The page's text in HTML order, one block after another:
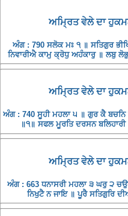
ਅਮ੍ਰਿਤ ਵੇਲੇ ਦਾ
ਅੰਗ : 790 ਸਲੋਕ ਮਃ ੧ ॥ ਸਤਿਗੁਰ
ਨਿਵਾਰੀਐ ਕਾਮੁ ਕ੍ਰੋਧੁ ਅਹੰਕਾਰੁ ॥ ਲਬੁ
ਅਮ੍ਰਿਤ ਵੇਲੇ ਦਾ
ਅੰਗ : 740 ਸੂਹੀ ਮਹਲਾ ੫ ॥ ਗੁਰ ਕੈ ਬਚਨਿ
॥੧॥ ਸਫਲ ਮੂਰਤਿ ਦਰਸਨ
ਅਮ੍ਰਿਤ ਵੇਲੇ ਦਾ
ਅੰਗ : 663 ਧਨਾਸਰੀ ਮਹਲਾ ੩ ਘਰੁ ੨
ਨਿਖੁਟੈ ਨ ਜਾਇ ॥ ਪੂਰੈ ਸਤਿਗੁਰਿ